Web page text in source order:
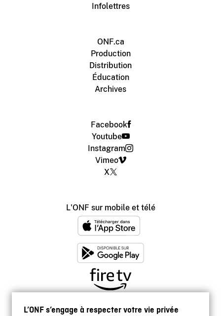
L’ONF s’engage à respecter votre vie privée
Infolettres
ONF.ca
Production
Distribution
Éducation
Archives
Facebook
Youtube
Instagram
Vimeo
X
L'ONF sur mobile et télé